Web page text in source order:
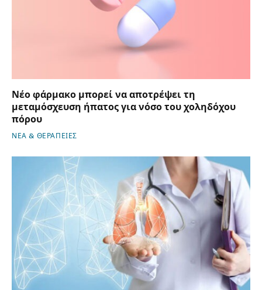
Νέο φάρμακο μπορεί να αποτρέψει τη
μεταμόσχευση ήπατος για νόσο του χοληδόχου
πόρου
ΝΕΑ & ΘΕΡΑΠΕΙΕΣ